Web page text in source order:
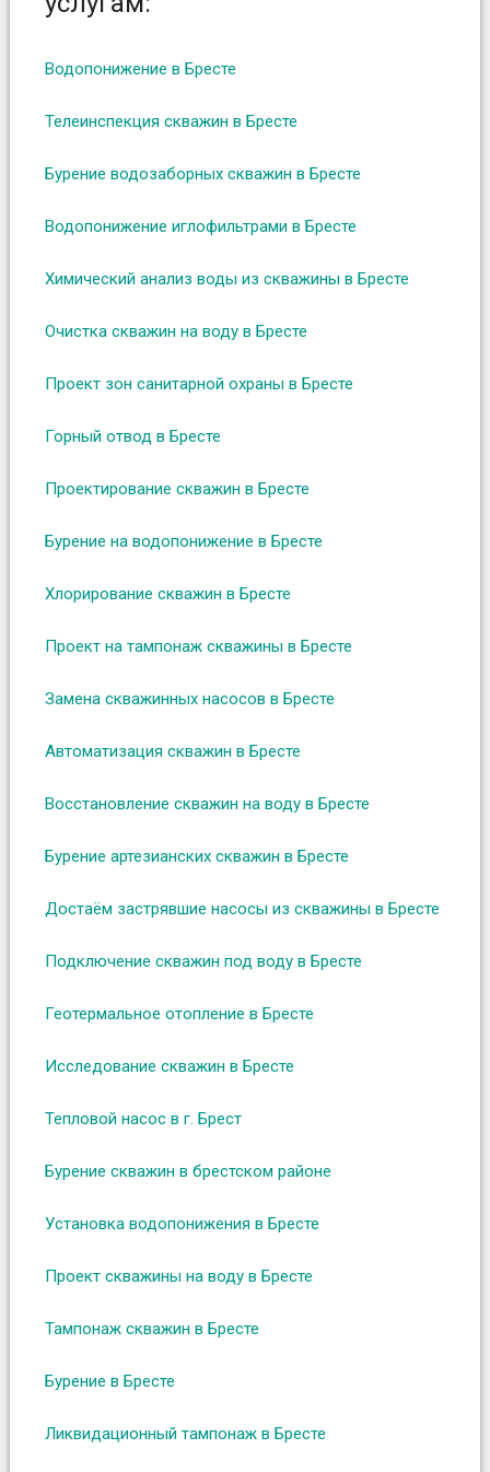
:
Водопонижение в Бресте
Телеинспекция скважин в Бресте
Бурение водозаборных скважин в Бресте
Водопонижение иглофильтрами в Бресте
Химический анализ воды из скважины в Бресте
Очистка скважин на воду в Бресте
Проект зон санитарной охраны в Бресте
Горный отвод в Бресте
Проектирование скважин в Бресте
Бурение на водопонижение в Бресте
Хлорирование скважин в Бресте
Проект на тампонаж скважины в Бресте
Замена скважинных насосов в Бресте
Автоматизация скважин в Бресте
Восстановление скважин на воду в Бресте
Бурение артезианских скважин в Бресте
Достаём застрявшие насосы из скважины в Бресте
Подключение скважин под воду в Бресте
Геотермальное отопление в Бресте
Исследование скважин в Бресте
Тепловой насос в г. Брест
Бурение скважин в брестском районе
Установка водопонижения в Бресте
Проект скважины на воду в Бресте
Тампонаж скважин в Бресте
Бурение в Бресте
Ликвидационный тампонаж в Бресте